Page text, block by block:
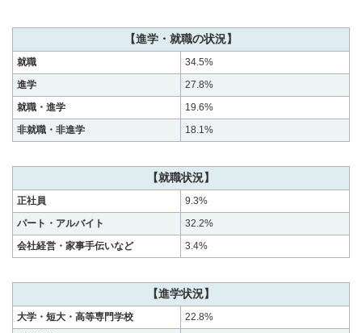
【進学・就職の状況】
就職
34.5%
進学
27.8%
就職・進学
19.6%
非就職・非進学
18.1%
【就職状況】
正社員
9.3%
パート・アルバイト
32.2%
会社経営・家事手伝いなど
3.4%
【進学状況】
大学・短大・高等専門学校
22.8%